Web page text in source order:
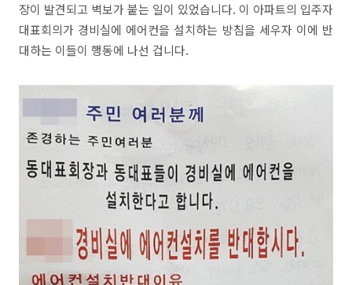
장이 발견되고 벽보가 붙는 일이 있었습니다. 이 아파트의 입주자
대표회의가 경비실에 에어컨을 설치하는 방침을 세우자 이에 반
대하는 이들이 행동에 나선 겁니다.